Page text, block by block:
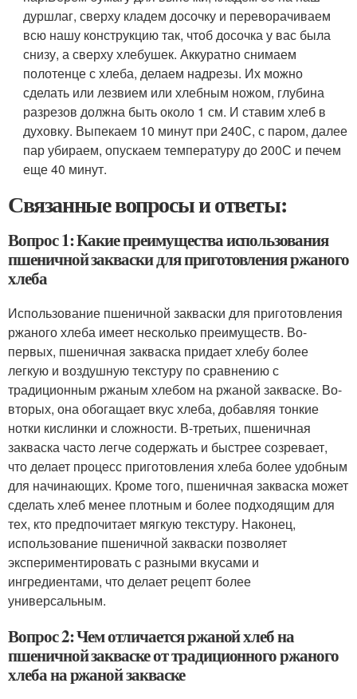
дуршлаг, сверху кладем досочку и переворачиваем
всю нашу конструкцию так, чтоб досочка у вас была
снизу, а сверху хлебушек. Аккуратно снимаем
полотенце с хлеба, делаем надрезы. Их можно
сделать или лезвием или хлебным ножом, глубина
разрезов должна быть около 1 см. И ставим хлеб в
духовку. Выпекаем 10 минут при 240С, с паром, далее
пар убираем, опускаем температуру до 200С и печем
еще 40 минут.
Связанные вопросы и ответы:
Вопрос 1: Какие преимущества использования
пшеничной закваски для приготовления ржаного
хлеба
Использование пшеничной закваски для приготовления
ржаного хлеба имеет несколько преимуществ. Во-
первых, пшеничная закваска придает хлебу более
легкую и воздушную текстуру по сравнению с
традиционным ржаным хлебом на ржаной закваске. Во-
вторых, она обогащает вкус хлеба, добавляя тонкие
нотки кислинки и сложности. В-третьих, пшеничная
закваска часто легче содержать и быстрее созревает,
что делает процесс приготовления хлеба более удобным
для начинающих. Кроме того, пшеничная закваска может
сделать хлеб менее плотным и более подходящим для
тех, кто предпочитает мягкую текстуру. Наконец,
использование пшеничной закваски позволяет
экспериментировать с разными вкусами и
ингредиентами, что делает рецепт более
универсальным.
Вопрос 2: Чем отличается ржаной хлеб на
пшеничной закваске от традиционного ржаного
хлеба на ржаной закваске